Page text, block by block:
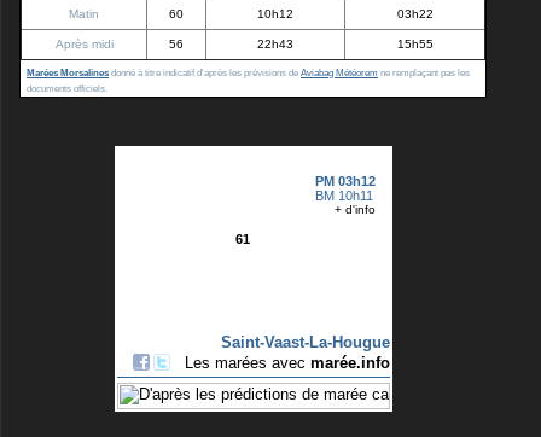
Matin 60 10h12 03h22
Après midi 56 22h43 15h55
Marées Morsalines donné à titre indicatif d'après les prévisions de Aviabag Météorem ne remplaçant pas les
documents officiels.